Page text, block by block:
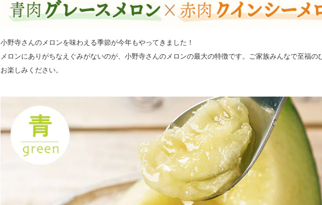
小野寺さんのメロンを味わえる季節が今年もやってきました！
メロンにありがちなえぐみがないのが、小野寺さんのメロンの最大の特徴です。ご家族みんなで至福の
お楽しみください。